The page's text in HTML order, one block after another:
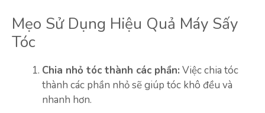
Mẹo Sử Dụng Hiệu Quả Máy Sấy
Tóc
Chia nhỏ tóc thành các phần: Việc chia tóc
thành các phần nhỏ sẽ giúp tóc khô đều và
nhanh hơn.